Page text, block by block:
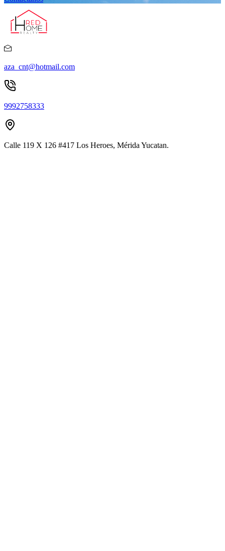
aza_cnt@hotmail.com
9992758333
Calle 119 X 126 #417 Los Heroes, Mérida Yucatan.